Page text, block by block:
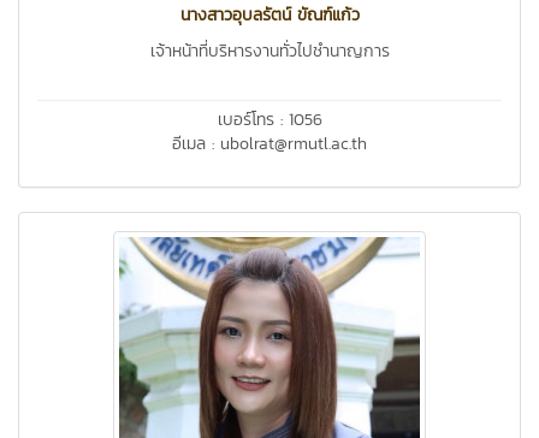
นางสาวอุบลรัตน์ ขัณฑ์แก้ว
เจ้าหน้าที่บริหารงานทั่วไปชำนาญการ
เบอร์โทร : 1056
อีเมล : ubolrat@rmutl.ac.th